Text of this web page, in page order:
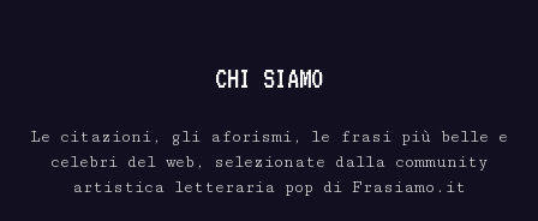
CHI SIAMO
Le citazioni, gli aforismi, le frasi più belle e
celebri del web, selezionate dalla community
artistica letteraria pop di Frasiamo.it